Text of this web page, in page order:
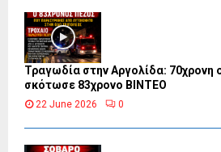
Τραγωδία στην Αργολίδα: 70χρονη
σκότωσε 83χρονο ΒΙΝΤΕΟ
22 June 2026 0